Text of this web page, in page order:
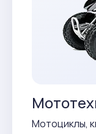
Мотоциклы,